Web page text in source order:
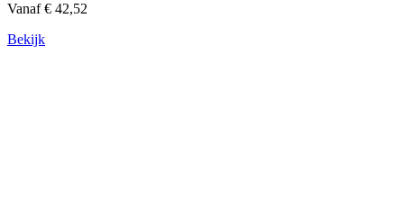
Vanaf € 42,52
Bekijk